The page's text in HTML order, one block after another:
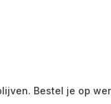
Bestel je op